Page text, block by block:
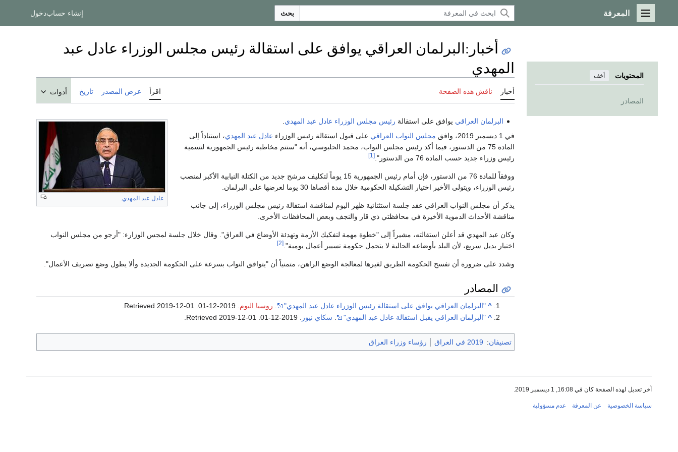
القائمة الرئيسية
المعرفة بحث إنشاء حسابدخول
المحتويات أخف
المصادر
أخبار :البرلمان العراقي يوافق على استقالة رئيس مجلس الوزراء عادل عبد
المهدي
أخبار ناقش هذه الصفحة اقرأ عرض المصدر تاريخ أدوات
عادل عبد المهدي.
البرلمان العراقي يوافق على استقالة رئيس مجلس الوزراء عادل عبد المهدي
في 1 ديسمبر 2019، وافق
مجلس النواب العراقي على قبول استقالة رئيس الوزراء عادل عبد المهدي، استناداً إلى
المادة 75 من الدستور، فيما أكد رئيس مجلس النواب، محمد الحلبوسي، أنه "ستتم مخاطبة رئيس الجمهورية لتسمية
رئيس وزراء جديد حسب المادة 76 من الدستور".
[1]
ووفقاً للمادة 76 من الدستور، فإن أمام رئيس الجمهورية 15 يوماً لتكليف مرشح جديد من الكتلة النيابية الأكبر لمنصب
رئيس الوزراء، ويتولى الأخير اختيار التشكيلة الحكومية خلال مدة أقصاها 30 يوما لعرضها على البرلمان.
يذكر أن مجلس النواب العراقي عقد جلسة استثنائية ظهر اليوم لمناقشة استقالة رئيس مجلس الوزراء، إلى جانب
مناقشة الأحداث الدموية الأخيرة في محافظتي ذي قار والنجف وبعض المحافظات الأخرى.
وكان عبد المهدي قد أعلن استقالته، مشيراً إلى "خطوة مهمة لتفكيك الأزمة وتهدئة الأوضاع في العراق". وقال خلال جلسة لمجس الوزارء: "أرجو من مجلس النواب
اختيار بديل سريع، لأن البلد بأوضاعه الحالية لا يتحمل حكومة تسيير أعمال يومية". [2]
وشدد على ضرورة أن تفسح الحكومة الطريق لغيرها لمعالجة الوضع الراهن، متمنياً أن "يتوافق النواب بسرعة على الحكومة الجديدة وألا يطول وضع تصريف الأعمال".
المصادر
^ "البرلمان العراقي يوافق على استقالة رئيس الوزراء عادل عبد المهدي" روسيا اليوم . Retrieved
2019-12-01
^ "البرلمان العراقي يقبل استقالة عادل عبد المهدي" سكاي نيوز . Retrieved
2019-12-01
تصنيفان: 2019 في العراق رؤساء وزراء العراق
آخر تعديل لهذه الصفحة كان في 16:08, 1 ديسمبر 2019.
سياسة الخصوصية عن المعرفة عدم مسؤولية